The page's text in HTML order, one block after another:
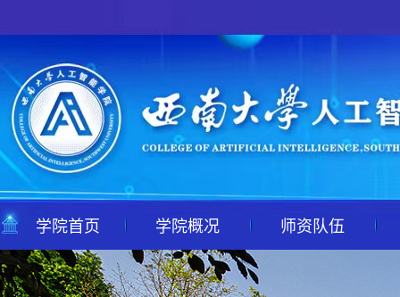
学院首页 学院概况 师资队伍